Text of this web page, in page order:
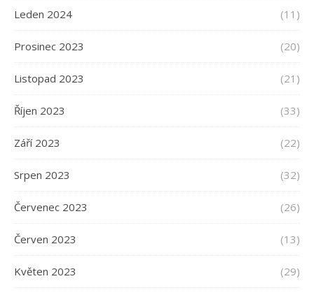
Leden 2024 (11)
Prosinec 2023 (20)
Listopad 2023 (21)
Říjen 2023 (33)
Září 2023 (22)
Srpen 2023 (32)
Červenec 2023 (26)
Červen 2023 (13)
Květen 2023 (29)